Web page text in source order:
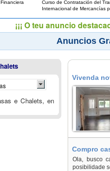
Internacional de
Carretera
Curso de Contratación del
Internacional de Mercancías
Anuncios
Vivenda
Compro
Ola, busco
posibilidade
e Chalets, en
¡¡¡ O teu anuncio